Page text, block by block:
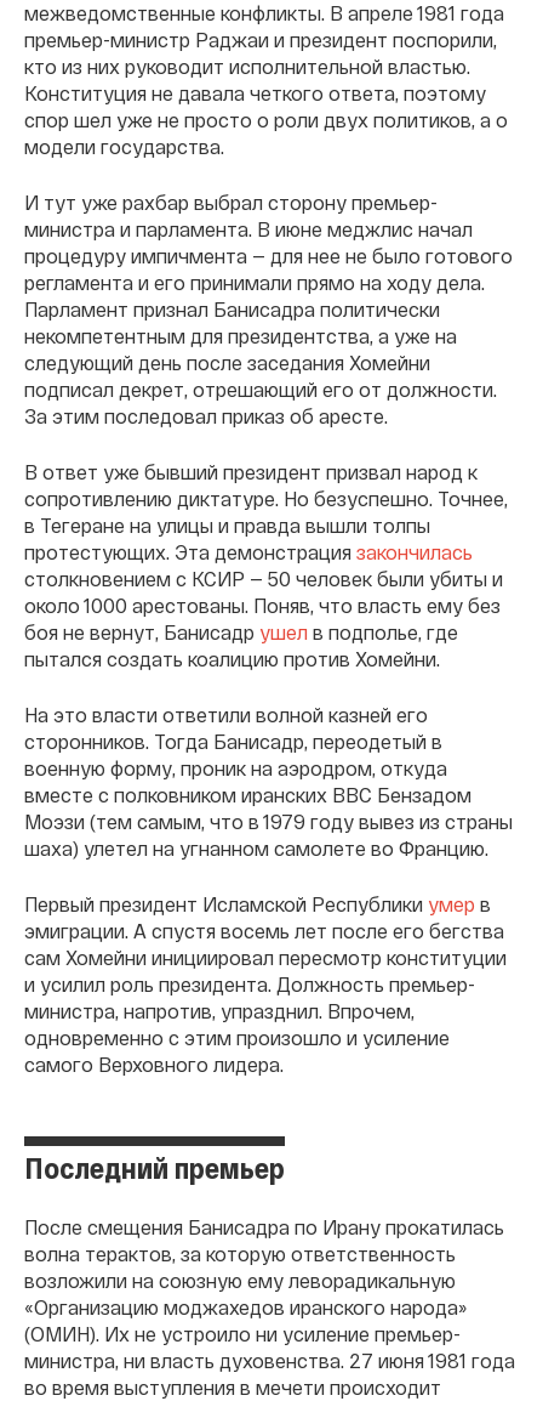
межведомственные конфликты. В апреле 1981 года
премьер-министр Раджаи и президент поспорили,
кто из них руководит исполнительной властью.
Конституция не давала четкого ответа, поэтому
спор шел уже не просто о роли двух политиков, а о
модели государства.
И тут уже рахбар выбрал сторону премьер-
министра и парламента. В июне меджлис начал
процедуру импичмента — для нее не было готового
регламента и его принимали прямо на ходу дела.
Парламент признал Банисадра политически
некомпетентным для президентства, а уже на
следующий день после заседания Хомейни
подписал декрет, отрешающий его от должности.
За этим последовал приказ об аресте.
В ответ уже бывший президент призвал народ к
сопротивлению диктатуре. Но безуспешно. Точнее,
в Тегеране на улицы и правда вышли толпы
протестующих. Эта демонстрация закончилась
столкновением с КСИР — 50 человек были убиты и
около 1000 арестованы. Поняв, что власть ему без
боя не вернут, Банисадр ушел в подполье, где
пытался создать коалицию против Хомейни.
На это власти ответили волной казней его
сторонников. Тогда Банисадр, переодетый в
военную форму, проник на аэродром, откуда
вместе с полковником иранских ВВС Бензадом
Моэзи (тем самым, что в 1979 году вывез из страны
шаха) улетел на угнанном самолете во Францию.
Первый президент Исламской Республики умер в
эмиграции. А спустя восемь лет после его бегства
сам Хомейни инициировал пересмотр конституции
и усилил роль президента. Должность премьер-
министра, напротив, упразднил. Впрочем,
одновременно с этим произошло и усиление
самого Верховного лидера.
Последний премьер
После смещения Банисадра по Ирану прокатилась
волна терактов, за которую ответственность
возложили на союзную ему леворадикальную
«Организацию моджахедов иранского народа»
(ОМИН). Их не устроило ни усиление премьер-
министра, ни власть духовенства. 27 июня 1981 года
во время выступления в мечети происходит